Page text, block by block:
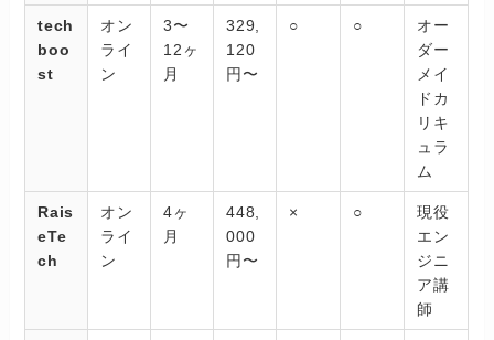
tech
boo
st
オン
ライ
ン
3〜
12ヶ
月
329,
120
円〜
○ ○
オー
ダー
メイ
ドカ
リキ
ュラ
ム
Rais
eTe
ch
オン
ライ
ン
4ヶ
月
448,
000
円〜
× ○
現役
エン
ジニ
ア講
師